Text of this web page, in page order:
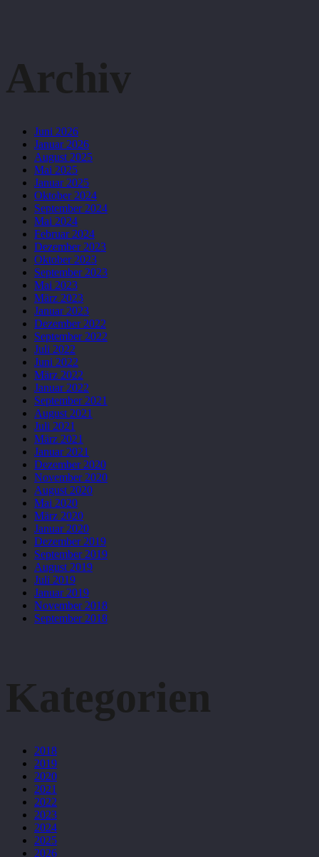
Archiv
Juni 2026
Januar 2026
August 2025
Mai 2025
Januar 2025
Oktober 2024
September 2024
Mai 2024
Februar 2024
Dezember 2023
Oktober 2023
September 2023
Mai 2023
März 2023
Januar 2023
Dezember 2022
September 2022
Juli 2022
Juni 2022
März 2022
Januar 2022
September 2021
August 2021
Juli 2021
März 2021
Januar 2021
Dezember 2020
November 2020
August 2020
Mai 2020
März 2020
Januar 2020
Dezember 2019
September 2019
August 2019
Juli 2019
Januar 2019
November 2018
September 2018
Kategorien
2018
2019
2020
2021
2022
2023
2024
2025
2026